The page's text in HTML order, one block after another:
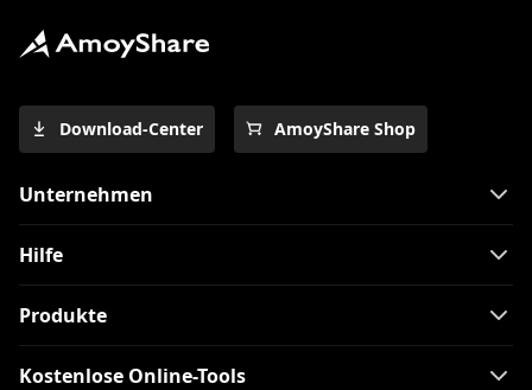
Download-Center AmoyShare Shop
Unternehmen
Hilfe
Produkte
Kostenlose Online-Tools